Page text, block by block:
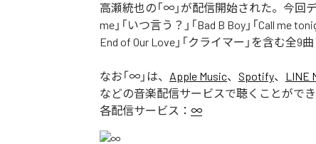
高瀬統也の「∞」が配信開始された。今回
me」「いつ言う？」「Bad B Boy」「Call me
End of Our Love」「クライマー」を含む全9
なお「∞ 」は、 Apple Music、 Spotify、 LINE
などの音楽配信サービスで聴くことができ
各配信サービス： ∞